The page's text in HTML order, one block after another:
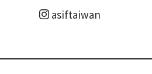
asiftaiwan